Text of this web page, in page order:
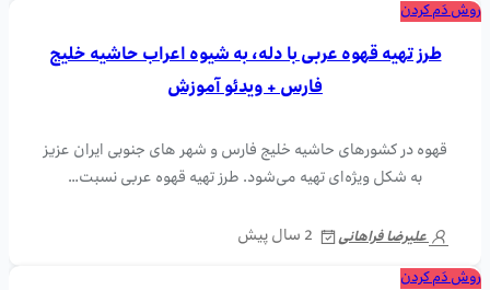
روش دَم کردن
طرز تهیه قهوه عربی با دله، به شیوه اعراب حاشیه خلیج
فارس + ویدئو آموزش
قهوه در کشورهای حاشیه خلیج فارس و شهر های جنوبی ایران عزیز
به شکل ویژه‌ای تهیه می‌شود. طرز تهیه قهوه عربی نسبت…
علیرضا فراهانی 2 سال پیش
روش دَم کردن